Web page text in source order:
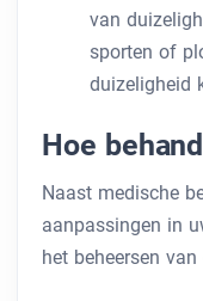
van
sporten of
duizeligheid
Hoe
Naast medische
aanpassingen in
het beheersen